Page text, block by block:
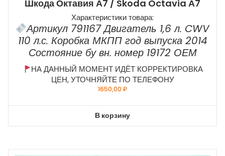
Шкода Октавия А7 / Skoda Octavia А7
Характеристики товара:
Артикул 791167 Двигатель 1,6 л. CWV
110 л.с. Коробка МКПП год выпуска 2014
Состояние бу вн. номер 19172 ОЕМ
НА ДАННЫЙ МОМЕНТ ИДЁТ КОРРЕКТИРОВКА
ЦЕН, УТОЧНЯЙТЕ ПО ТЕЛЕФОНУ
1650,00₽
В корзину